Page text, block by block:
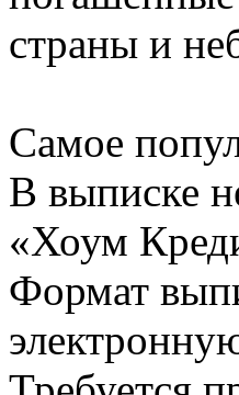
страны и
Самое
В выписке
«Хоум
Формат